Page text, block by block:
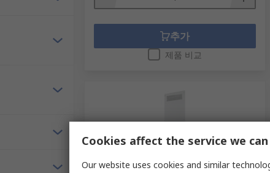
추가
제품 비교
Cookies affect the service we
Our website uses cookies and similar